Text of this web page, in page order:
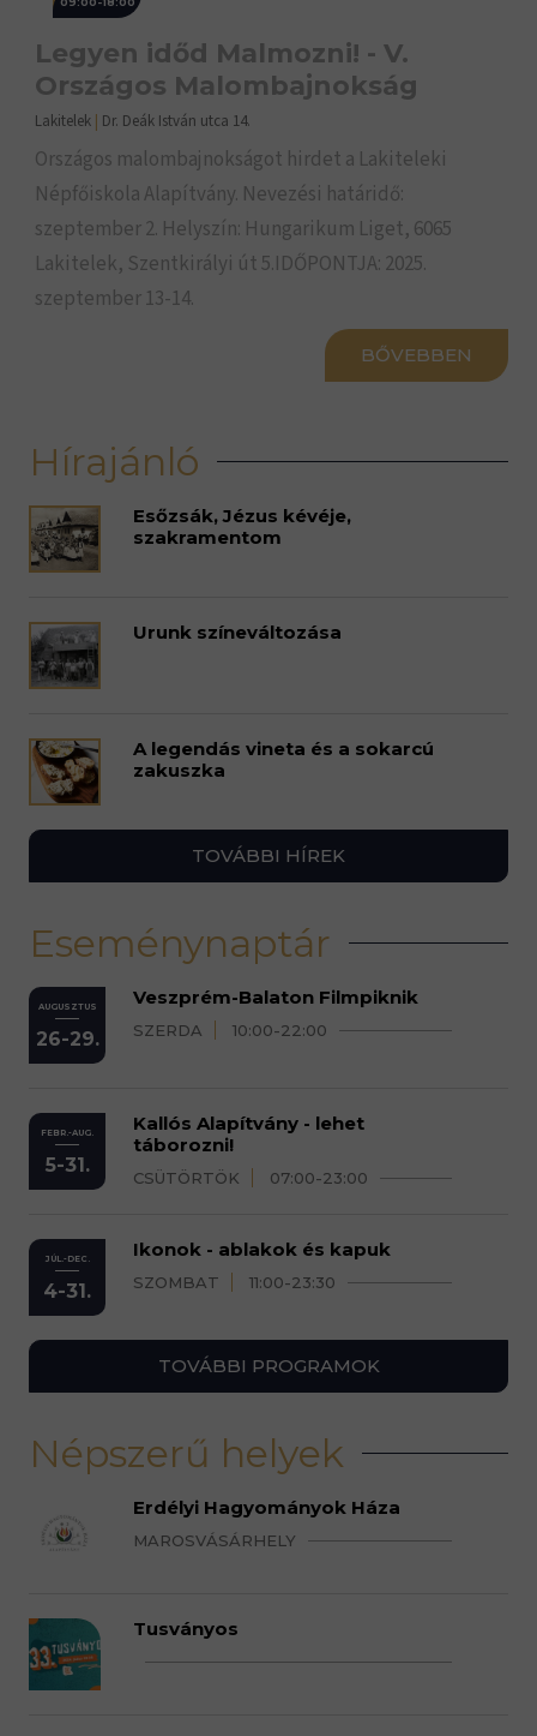
Legyen időd Malmozni! - V.
Országos Malombajnokság
Lakitelek | Dr. Deák István utca 14.
Országos malombajnokságot hirdet a Lakiteleki
Népfőiskola Alapítvány. Nevezési határidő:
szeptember 2. Helyszín: Hungarikum Liget, 6065
Lakitelek, Szentkirályi út 5.IDŐPONTJA: 2025.
szeptember 13-14.
BŐVEBBEN
Hírajánló
Esőzsák, Jézus kévéje,
szakramentom
Urunk színeváltozása
A legendás vineta és a sokarcú
zakuszka
TOVÁBBI HÍREK
Eseménynaptár
AUGUSZTUS
26-29.
Veszprém-Balaton Filmpiknik
SZERDA 10:00-22:00
FEBR.-AUG.
5-31.
Kallós Alapítvány - lehet
táborozni!
CSÜTÖRTÖK 07:00-23:00
JÚL.-DEC.
4-31.
Ikonok - ablakok és kapuk
SZOMBAT 11:00-23:30
TOVÁBBI PROGRAMOK
Népszerű helyek
Erdélyi Hagyományok Háza
MAROSVÁSÁRHELY
Tusványos